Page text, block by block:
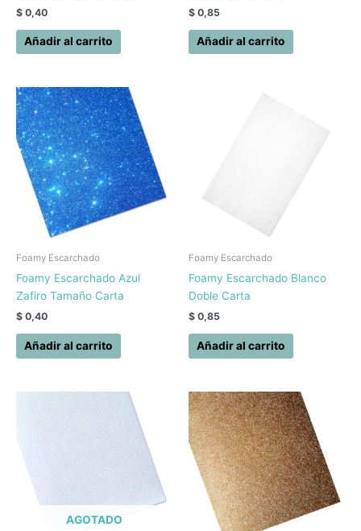
$ 0,40
Añadir al carrito
$ 0,85
Añadir al carrito
Foamy Escarchado
Foamy Escarchado Azul
Zafiro Tamaño Carta
$ 0,40
Añadir al carrito
Foamy Escarchado
Foamy Escarchado Blanco
Doble Carta
$ 0,85
Añadir al carrito
AGOTADO